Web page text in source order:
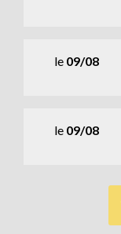
le 09/08
le 09/08